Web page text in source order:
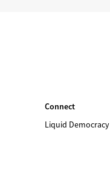
Connect
Liquid Democracy